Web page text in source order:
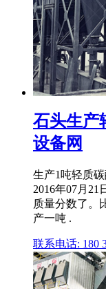
石头生产
设备网
生产1吨轻质
2016年07月21
质量分数了。
产一吨 .
联系电话: 180